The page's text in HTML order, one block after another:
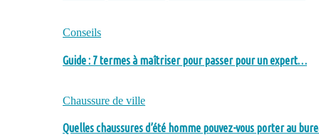
Conseils
Guide : 7 termes à maîtriser pour passer pour un expert…
Chaussure de ville
Quelles chaussures d’été homme pouvez-vous porter au